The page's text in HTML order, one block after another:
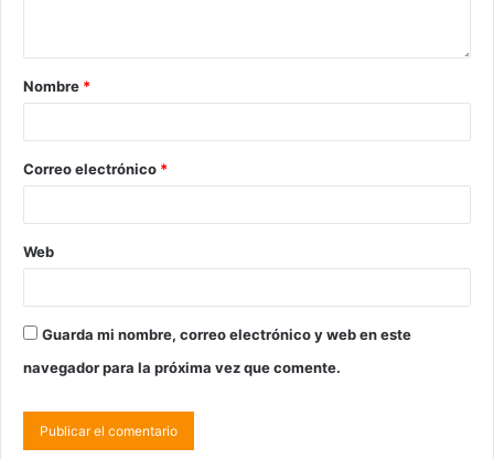
Nombre *
Correo electrónico *
Web
Guarda mi nombre, correo electrónico y web en este
navegador para la próxima vez que comente.